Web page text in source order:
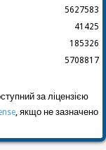
5627583
41425
185326
5708817
за ліцензією
, якщо не зазначено